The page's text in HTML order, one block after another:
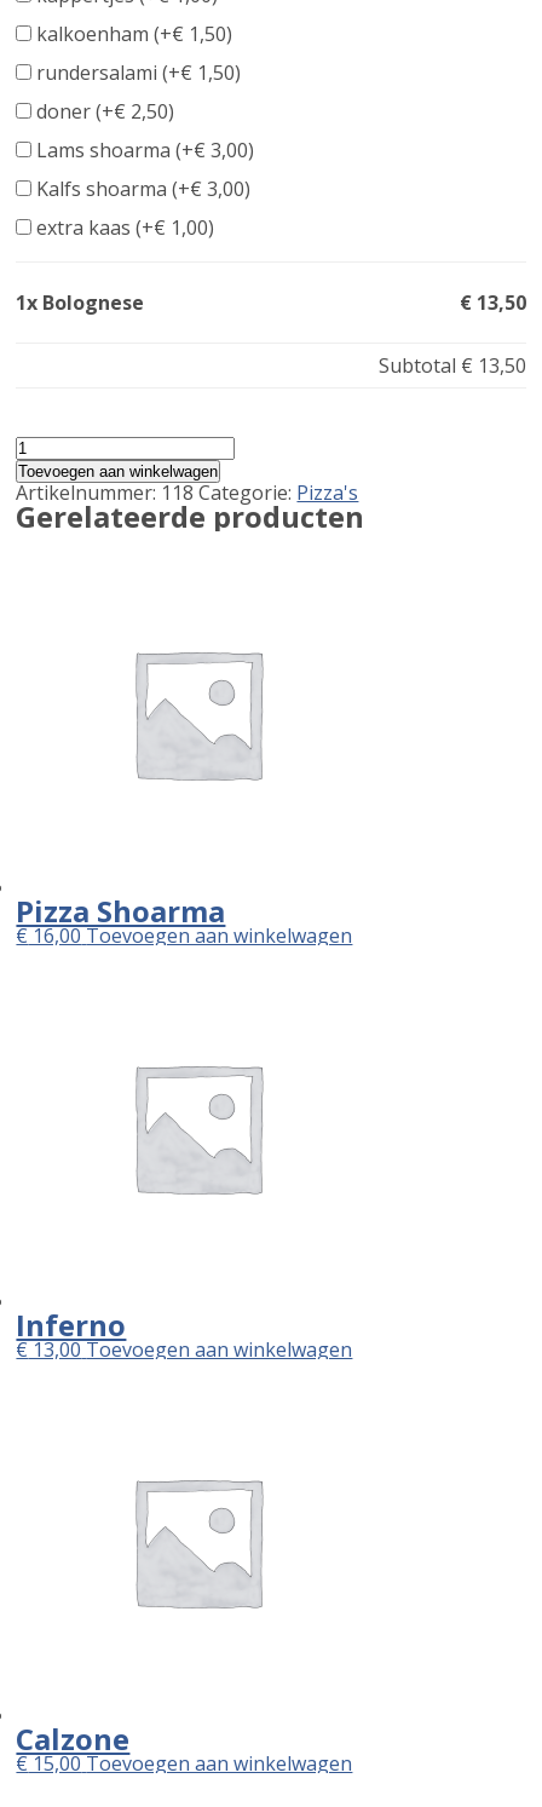
kalkoenham (+€ 1,50)
rundersalami (+€ 1,50)
doner (+€ 2,50)
Lams shoarma (+€ 3,00)
Kalfs shoarma (+€ 3,00)
extra kaas (+€ 1,00)
1x Bolognese € 13,50
Subtotal € 13,50
Bolognese
aantal
Toevoegen aan winkelwagen
Artikelnummer: 118 Categorie: Pizza's
Gerelateerde producten
Pizza Shoarma
€16,00Toevoegen aan winkelwagen
Inferno
€13,00Toevoegen aan winkelwagen
Calzone
€15,00Toevoegen aan winkelwagen